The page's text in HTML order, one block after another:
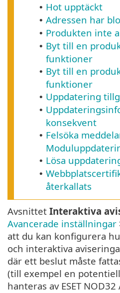
• Hot upptäckt
• Adressen har
• Produkten inte
• Byt till en
funktioner
• Byt till en
funktioner
• Uppdatering
•
konsekvent
• Felsöka
• Lösa
•
återkallats
Avsnittet Interaktiva
Avancerade inställningar
att du kan konfigurera
och interaktiva
där ett beslut måste
(till exempel en
hanteras av ESET